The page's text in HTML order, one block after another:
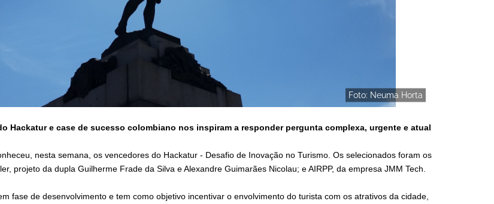
Foto: Neuma Horta
Hackatur e case de sucesso colombiano nos inspiram a responder pergunta complexa, urgente e atual
nesta semana, os vencedores do Hackatur - Desafio de Inovação no Turismo. Os selecionados foram os
projeto da dupla Guilherme Frade da Silva e Alexandre Guimarães Nicolau; e AIRPP, da empresa JMM Tech.
fase de desenvolvimento e tem como objetivo incentivar o envolvimento do turista com os atrativos da cidade,